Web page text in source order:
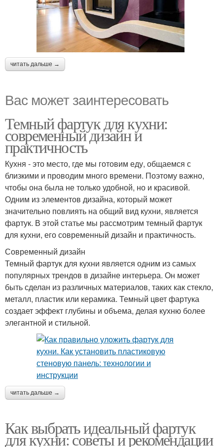
читать дальше →
Вас может заинтересовать
Темный фартук для кухни:
современный дизайн и
практичность
Кухня - это место, где мы готовим еду, общаемся с
близкими и проводим много времени. Поэтому важно,
чтобы она была не только удобной, но и красивой.
Одним из элементов дизайна, который может
значительно повлиять на общий вид кухни, является
фартук. В этой статье мы рассмотрим темный фартук
для кухни, его современный дизайн и практичность.
Современный дизайн
Темный фартук для кухни является одним из самых
популярных трендов в дизайне интерьера. Он может
быть сделан из различных материалов, таких как стекло,
металл, пластик или керамика. Темный цвет фартука
создает эффект глубины и объема, делая кухню более
элегантной и стильной.
читать дальше →
Как выбрать идеальный фартук
для кухни: советы и рекомендации